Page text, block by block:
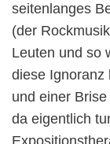
seitenlanges
(der
Leuten und so
diese Ignoranz
und einer
da eigentlich